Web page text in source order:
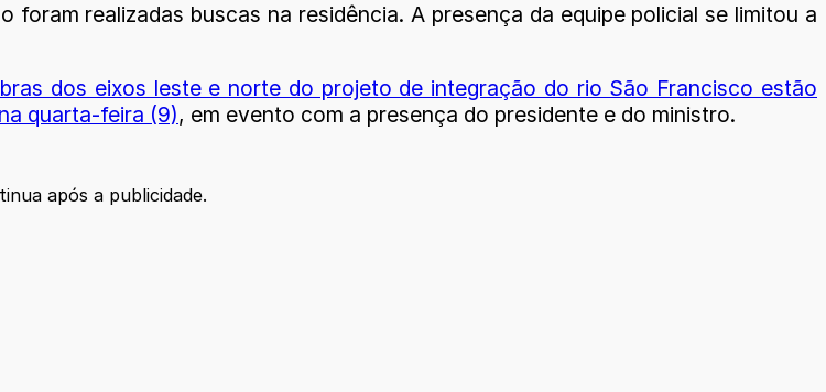
foram realizadas buscas na residência. A presença da equipe policial se limitou a
dos eixos leste e norte do projeto de integração do rio São Francisco estão
quarta-feira (9), em evento com a presença do presidente e do ministro.
após a publicidade.